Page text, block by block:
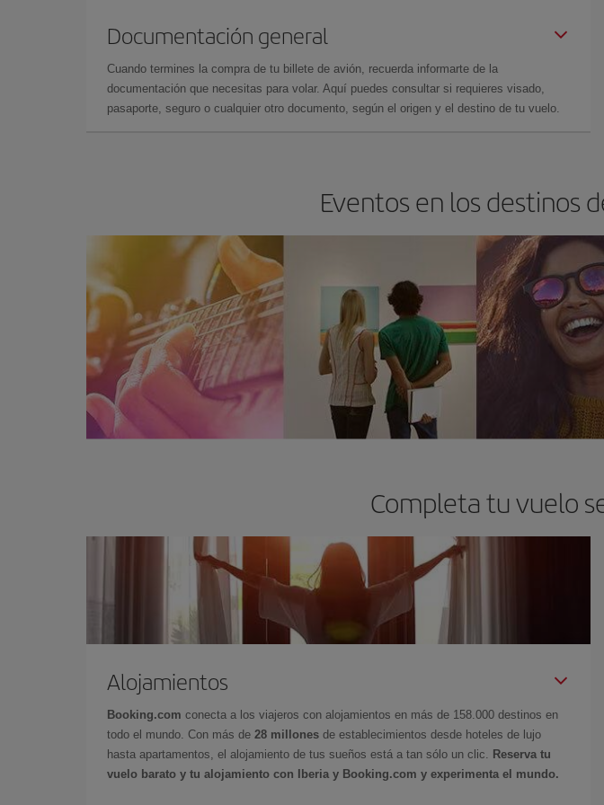
Documentación general
Cuando termines la compra de tu billete de avión, recuerda informarte de la
documentación que necesitas para volar. Aquí puedes consultar si requieres visado,
pasaporte, seguro o cualquier otro documento, según el origen y el destino de tu vuelo.
Eventos en los destinos
Completa tu vuelo
Alojamientos
Booking.com conecta a los viajeros con alojamientos en más de 158.000 destinos en
todo el mundo. Con más de 28 millones de establecimientos desde hoteles de lujo
hasta apartamentos, el alojamiento de tus sueños está a tan sólo un clic.
Reserva tu
vuelo barato y tu alojamiento con Iberia y Booking.com y experimenta el mundo.